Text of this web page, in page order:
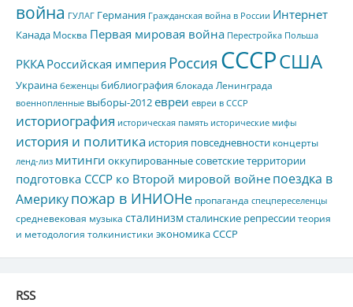
война ГУЛАГ Германия Гражданская война в России Интернет
Канада Москва Первая мировая война Перестройка Польша
РККА Российская империя Россия СССРСША
Украина беженцы библиография блокада Ленинграда
военнопленные выборы-2012евреи евреи в СССР
историография историческая память исторические мифы
история и политика история повседневности концерты
ленд-лиз митинги оккупированные советские территории
подготовка СССР ко Второй мировой войнепоездка в
Америкупожар в ИНИОНе пропаганда спецпереселенцы
средневековая музыка сталинизмсталинские репрессиитеория
и методология толкинистики экономика СССР
RSS